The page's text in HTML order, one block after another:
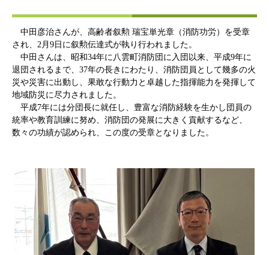
中田彦治さんが、高齢者叙勲 瑞宝単光章（消防功労）を受章
され、2月9日に叙勲伝達式が執り行われました。
中田さんは、昭和34年に八雲町消防団に入団以来、平成9年に
退団されるまで、37年の長きにわたり、消防団員として幾多の火
災や災害に出動し、果敢な行動力と卓越した指揮能力を発揮して
地域防災に尽力されました。
平成7年には分団長に就任し、豊富な消防経験を生かし団員の
統率や教育訓練に努め、消防団の発展に大きく貢献するなど、
数々の功績が認められ、この度の受章となりました。